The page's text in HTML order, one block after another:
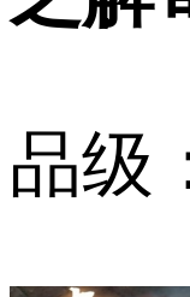
品级